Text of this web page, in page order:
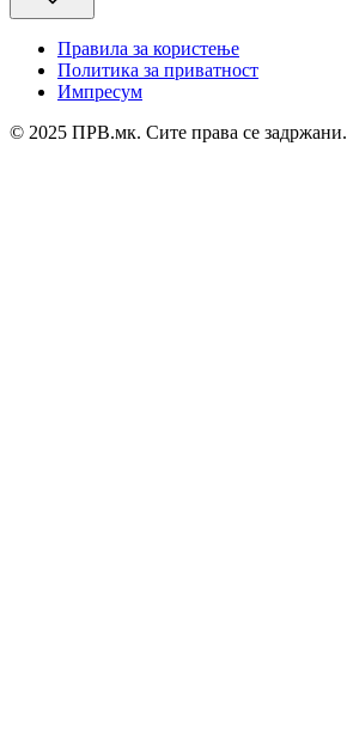
Правила за користење
Политика за приватност
Импресум
© 2025 ПРВ.мк. Сите права се задржани.